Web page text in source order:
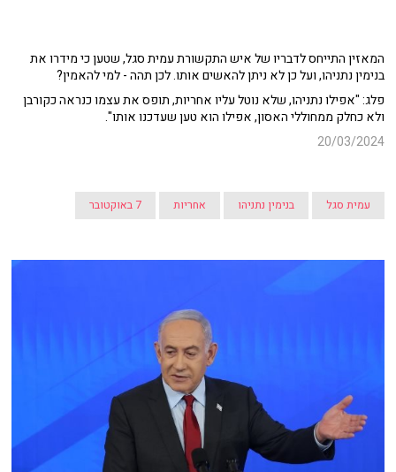
המאזין התייחס לדבריו של איש התקשורת עמית סגל, שטען כי מידרו את
בנימין נתניהו, ועל כן לא ניתן להאשים אותו. לכן תהה - למי להאמין?
פלג: "אפילו נתניהו, שלא נוטל עליו אחריות, תופס את עצמו כנראה כקורבן
ולא כחלק ממחוללי האסון, אפילו הוא טען שעדכנו אותו".
20/03/2024
עמית סגל בנימין נתניהו אחריות 7 באוקטובר